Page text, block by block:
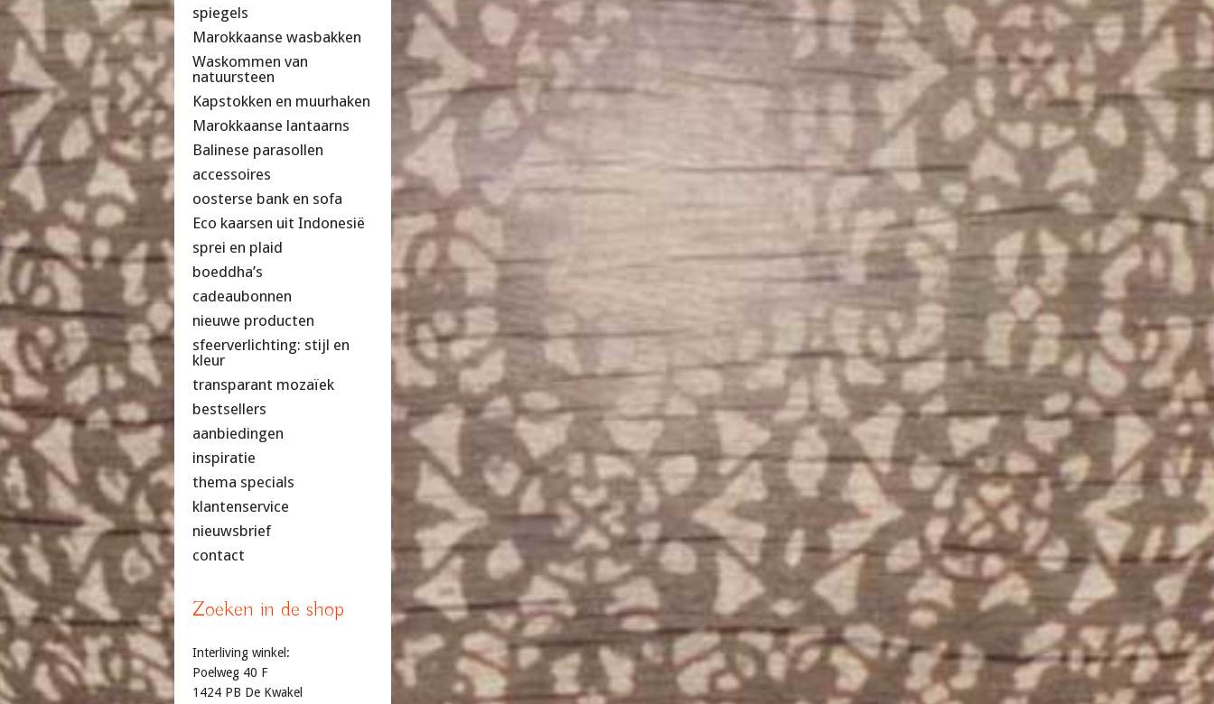
spiegels
Marokkaanse wasbakken
Waskommen van
natuursteen
Kapstokken en muurhaken
Marokkaanse lantaarns
Balinese parasollen
accessoires
oosterse bank en sofa
Eco kaarsen uit Indonesië
sprei en plaid
boeddha’s
cadeaubonnen
nieuwe producten
sfeerverlichting: stijl en
kleur
transparant mozaïek
bestsellers
aanbiedingen
inspiratie
thema specials
klantenservice
nieuwsbrief
contact
Zoeken in de shop
Interliving winkel:
Poelweg 40 F
1424 PB De Kwakel